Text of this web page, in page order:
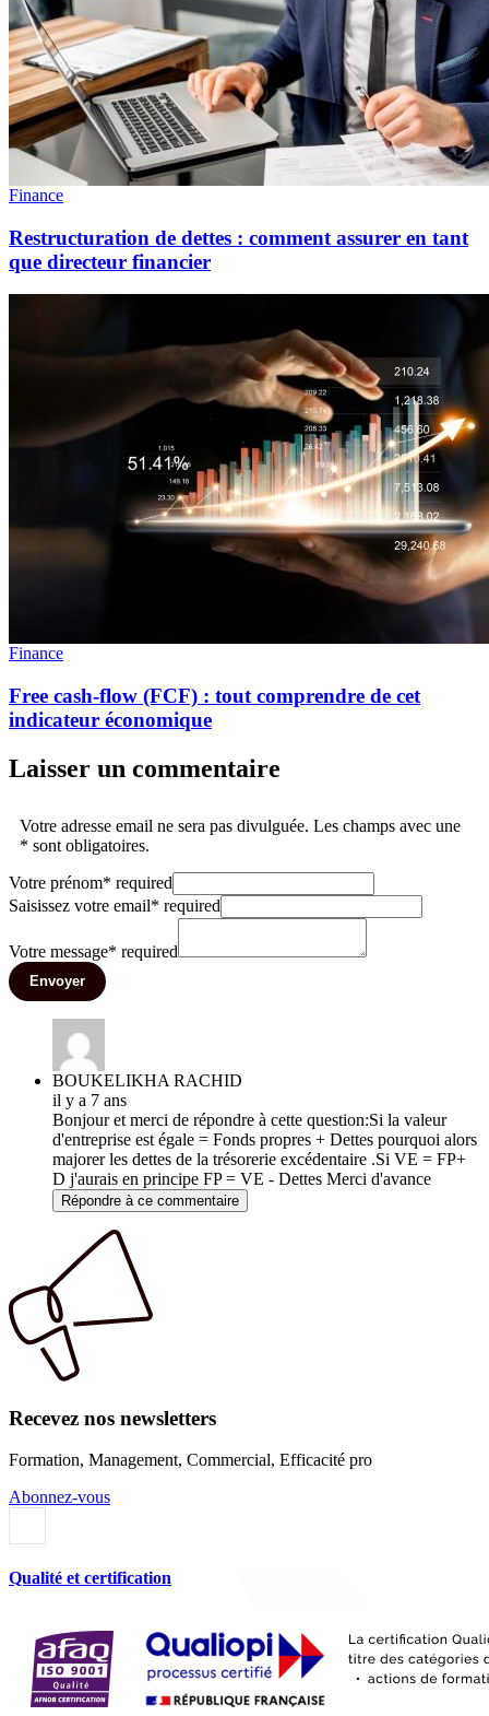
Finance
Restructuration de dettes : comment assurer en tant
que directeur financier
Finance
Free cash-flow (FCF) : tout comprendre de cet
indicateur économique
Laisser un commentaire
Votre adresse email ne sera pas divulguée. Les champs avec une
* sont obligatoires.
Votre prénom* required
Saisissez votre email* required
Votre message* required
Envoyer
BOUKELIKHA RACHID
il y a 7 ans
Bonjour et merci de répondre à cette question:Si la valeur
d'entreprise est égale = Fonds propres + Dettes pourquoi alors
majorer les dettes de la trésorerie excédentaire .Si VE = FP+
D j'aurais en principe FP = VE - Dettes Merci d'avance
Répondre à ce commentaire
Recevez nos newsletters
Formation, Management, Commercial, Efficacité pro
Abonnez-vous
Qualité et certification